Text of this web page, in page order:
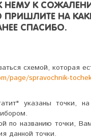
НЕМУ К
НА
СПАСИБО.
схемой, которая
page/spravochnik-
указаны точки,
по названию точки,
данной точки.